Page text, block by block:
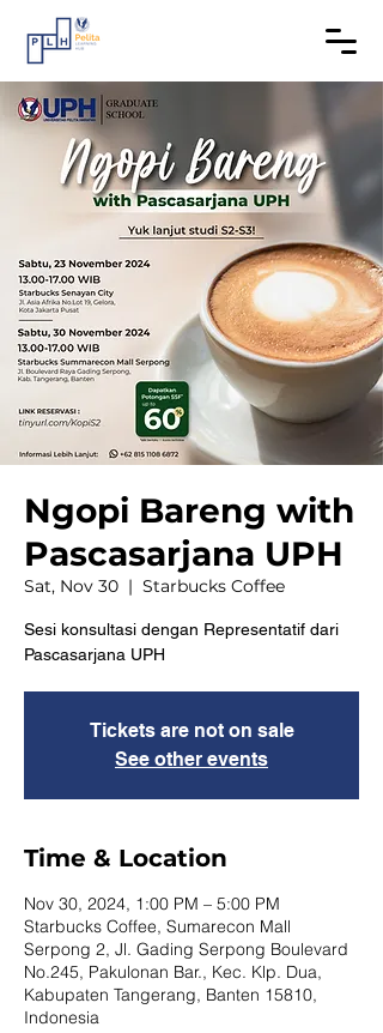
Ngopi Bareng with
Pascasarjana UPH
Sat, Nov 30
  |
Starbucks Coffee
Sesi konsultasi dengan Representatif dari
Pascasarjana UPH
Tickets are not on sale
See other events
Time & Location
Nov 30, 2024, 1:00 PM – 5:00 PM
Starbucks Coffee, Sumarecon Mall
Serpong 2, Jl. Gading Serpong Boulevard
No.245, Pakulonan Bar., Kec. Klp. Dua,
Kabupaten Tangerang, Banten 15810,
Indonesia